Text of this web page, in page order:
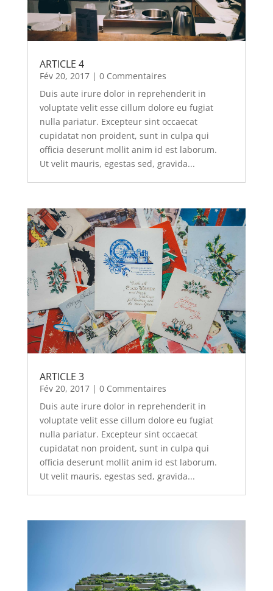
ARTICLE 4
Fév 20, 2017| 0 Commentaires
Duis aute irure dolor in reprehenderit in
voluptate velit esse cillum dolore eu fugiat
nulla pariatur. Excepteur sint occaecat
cupidatat non proident, sunt in culpa qui
officia deserunt mollit anim id est laborum.
Ut velit mauris, egestas sed, gravida...
ARTICLE 3
Fév 20, 2017| 0 Commentaires
Duis aute irure dolor in reprehenderit in
voluptate velit esse cillum dolore eu fugiat
nulla pariatur. Excepteur sint occaecat
cupidatat non proident, sunt in culpa qui
officia deserunt mollit anim id est laborum.
Ut velit mauris, egestas sed, gravida...